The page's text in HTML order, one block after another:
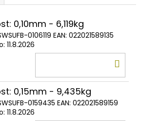
0,10mm - 6,119kg
0106119 EAN: 022021589135
11.8.2026
0,15mm - 9,435kg
0159435 EAN: 022021589159
11.8.2026